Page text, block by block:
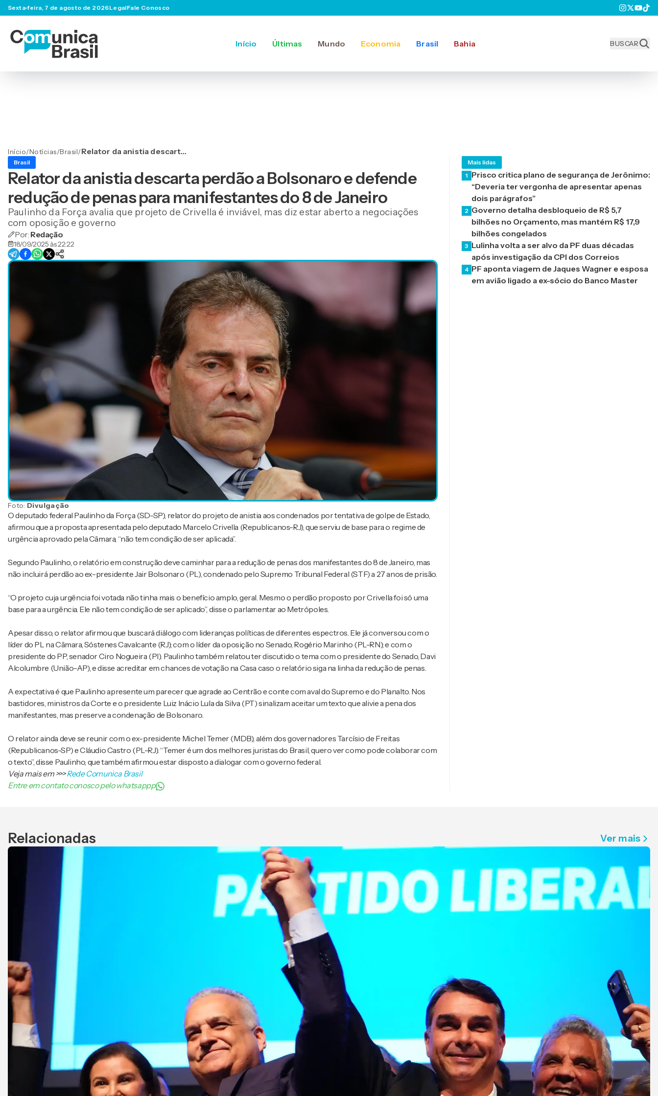
Sexta-feira, 7 de agosto de 2026LegalFale Conosco
Início Últimas Mundo Economia Brasil Bahia BUSCAR
Início/Notícias/Brasil/Relator da anistia descarta
defende redução de penas
para manifestantes do 8 de
Brasil
Relator da anistia descarta perdão a Bolsonaro e defende
redução de penas para manifestantes do 8 de Janeiro
Paulinho da Força avalia que projeto de Crivella é inviável, mas diz estar aberto a negociações
com oposição e governo
Por: Redação
18/09/2025 às 22:22
Foto: Divulgação
O deputado federal Paulinho da Força (SD-SP), relator do projeto de anistia aos condenados por tentativa de golpe de Estado,
afirmou que a proposta apresentada pelo deputado Marcelo Crivella (Republicanos-RJ), que serviu de base para o regime de
urgência aprovado pela Câmara, “não tem condição de ser aplicada”.
Segundo Paulinho, o relatório em construção deve caminhar para a redução de penas dos manifestantes do 8 de Janeiro, mas
não incluirá perdão ao ex-presidente Jair Bolsonaro (PL), condenado pelo Supremo Tribunal Federal (STF) a 27 anos de prisão.
“O projeto cuja urgência foi votada não tinha mais o benefício amplo, geral. Mesmo o perdão proposto por Crivella foi só uma
base para a urgência. Ele não tem condição de ser aplicado”, disse o parlamentar ao Metrópoles.
Apesar disso, o relator afirmou que buscará diálogo com lideranças políticas de diferentes espectros. Ele já conversou com o
líder do PL na Câmara, Sóstenes Cavalcante (RJ); com o líder da oposição no Senado, Rogério Marinho (PL-RN); e com o
presidente do PP, senador Ciro Nogueira (PI). Paulinho também relatou ter discutido o tema com o presidente do Senado, Davi
Alcolumbre (União-AP), e disse acreditar em chances de votação na Casa caso o relatório siga na linha da redução de penas.
A expectativa é que Paulinho apresente um parecer que agrade ao Centrão e conte com aval do Supremo e do Planalto. Nos
bastidores, ministros da Corte e o presidente Luiz Inácio Lula da Silva (PT) sinalizam aceitar um texto que alivie a pena dos
manifestantes, mas preserve a condenação de Bolsonaro.
O relator ainda deve se reunir com o ex-presidente Michel Temer (MDB), além dos governadores Tarcísio de Freitas
(Republicanos-SP) e Cláudio Castro (PL-RJ). “Temer é um dos melhores juristas do Brasil, quero ver como pode colaborar com
o texto”, disse Paulinho, que também afirmou estar disposto a dialogar com o governo federal.
Veja mais em>>>Rede Comunica Brasil
Entre em contato conosco pelo whatsappp
Mais lidas
1 Prisco critica plano de segurança de Jerônimo:
“Deveria ter vergonha de apresentar apenas
dois parágrafos”
2 Governo detalha desbloqueio de R$ 5,7
bilhões no Orçamento, mas mantém R$ 17,9
bilhões congelados
3 Lulinha volta a ser alvo da PF duas décadas
após investigação da CPI dos Correios
4 PF aponta viagem de Jaques Wagner e esposa
em avião ligado a ex-sócio do Banco Master
Relacionadas Ver mais